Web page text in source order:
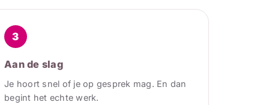
3
Aan de slag
Je hoort snel of je op gesprek mag. En dan
begint het echte werk.